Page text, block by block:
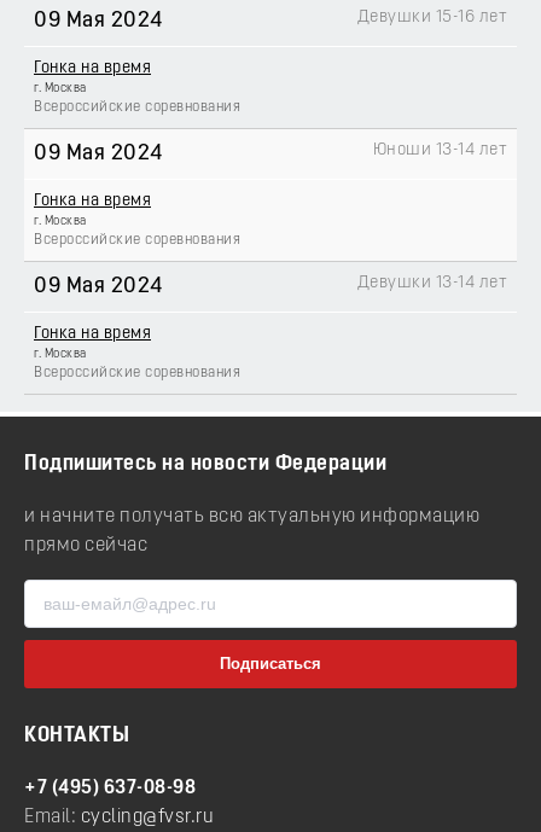
09 Мая 2024
Гонка на время
г. Москва
Всероссийские соревнования
Девушки 15-16 лет
09 Мая 2024
Гонка на время
г. Москва
Всероссийские соревнования
Юноши 13-14 лет
09 Мая 2024
Гонка на время
г. Москва
Всероссийские соревнования
Девушки 13-14 лет
Подпишитесь на новости Федерации
и начните получать всю актуальную информацию
прямо сейчас
КОНТАКТЫ
+7 (495) 637-08-98
Email: cycling@fvsr.ru